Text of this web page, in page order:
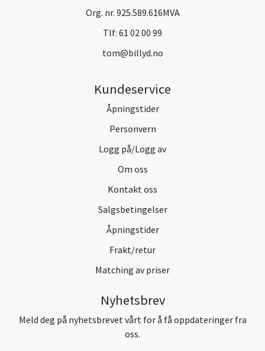
Org. nr. 925.589.616MVA
Tlf: 61 02 00 99
tom@billyd.no
Kundeservice
Åpningstider
Personvern
Logg på/Logg av
Om oss
Kontakt oss
Salgsbetingelser
Åpningstider
Frakt/retur
Matching av priser
Nyhetsbrev
Meld deg på nyhetsbrevet vårt for å få oppdateringer fra
oss.